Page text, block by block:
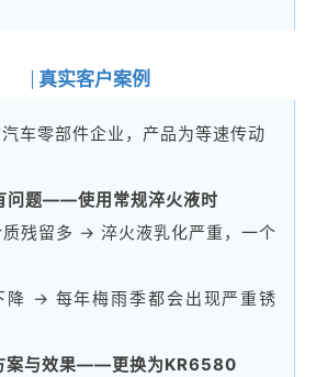
真实客户案例
车零部件企业，产品为等速传动
问题——使用常规淬火液时
残留多 → 淬火液乳化严重，一个
降 → 每年梅雨季都会出现严重锈
案与效果——更换为KR6580